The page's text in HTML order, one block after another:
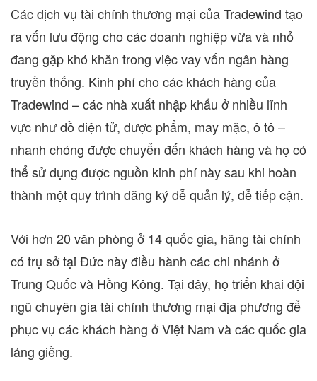
Các dịch vụ tài chính thương mại của Tradewind tạo
ra vốn lưu động cho các doanh nghiệp vừa và nhỏ
đang gặp khó khăn trong việc vay vốn ngân hàng
truyền thống. Kinh phí cho các khách hàng của
Tradewind – các nhà xuất nhập khẩu ở nhiều lĩnh
vực như đồ điện tử, dược phẩm, may mặc, ô tô –
nhanh chóng được chuyển đến khách hàng và họ có
thể sử dụng được nguồn kinh phí này sau khi hoàn
thành một quy trình đăng ký dễ quản lý, dễ tiếp cận.
Với hơn 20 văn phòng ở 14 quốc gia, hãng tài chính
có trụ sở tại Đức này điều hành các chi nhánh ở
Trung Quốc và Hồng Kông. Tại đây, họ triển khai đội
ngũ chuyên gia tài chính thương mại địa phương để
phục vụ các khách hàng ở Việt Nam và các quốc gia
láng giềng.